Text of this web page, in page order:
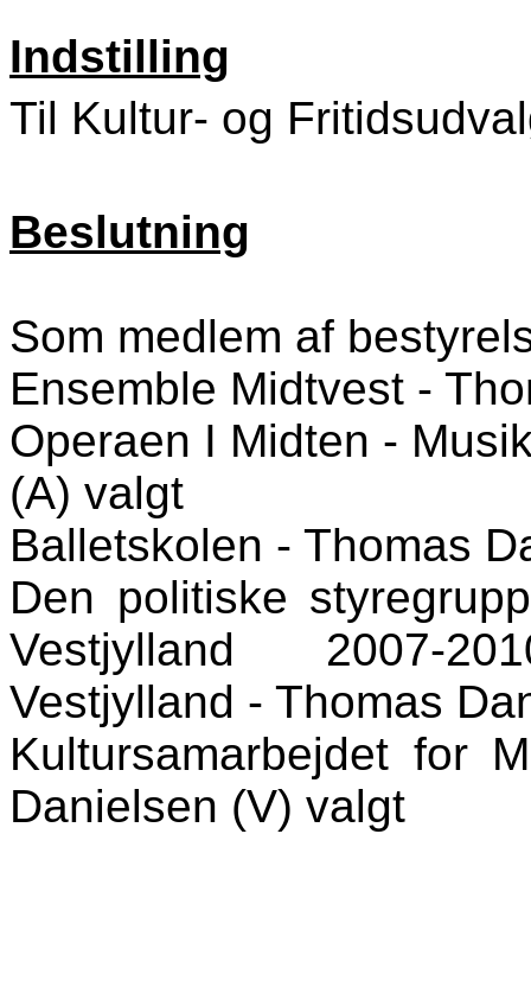
Indstilling
Til Kultur- og
Beslutning
Som medlem af
Ensemble Midtvest -
Operaen I Midten -
(A) valgt
Balletskolen - Thomas
Den politiske
Vestjylland 2007-
Vestjylland - Thomas
Kultursamarbejdet for
Danielsen (V) valgt